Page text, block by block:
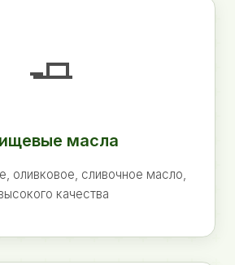
🧈
масла
оливковое, сливочное масло,
качества